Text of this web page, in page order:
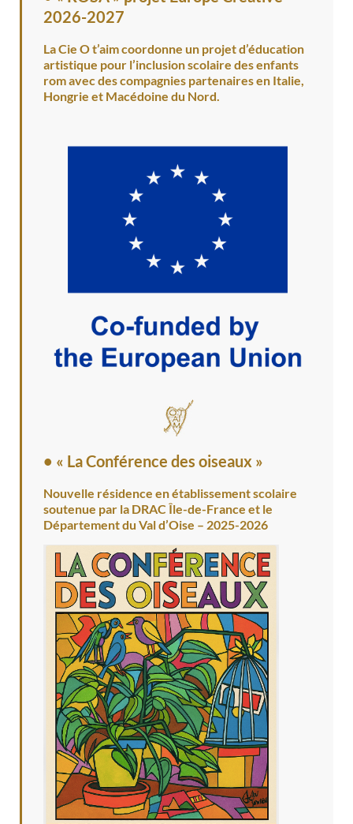
2026-2027
La Cie O t’aim coordonne un projet d’éducation
artistique pour l’inclusion scolaire des enfants
rom avec des compagnies partenaires en Italie,
Hongrie et Macédoine du Nord.
• « La Conférence des oiseaux »
Nouvelle résidence en établissement scolaire
soutenue par la DRAC Île-de-France et le
Département du Val d’Oise – 2025-2026